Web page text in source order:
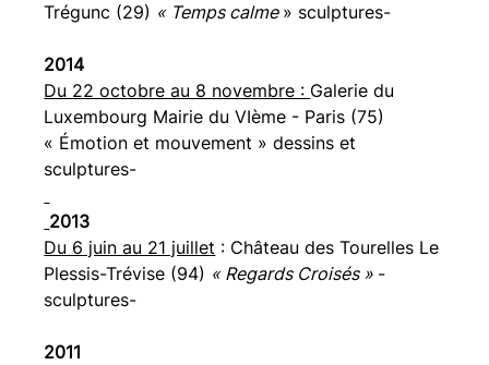
Trégunc (29) « Temps calme » sculptures-
2014
Du 22 octobre au 8 novembre : Galerie du
Luxembourg Mairie du VIème - Paris (75)
« Émotion et mouvement » dessins et
sculptures-
2013
Du 6 juin au 21 juillet : Château des Tourelles Le
Plessis-Trévise (94) « Regards Croisés » -
sculptures-
2011